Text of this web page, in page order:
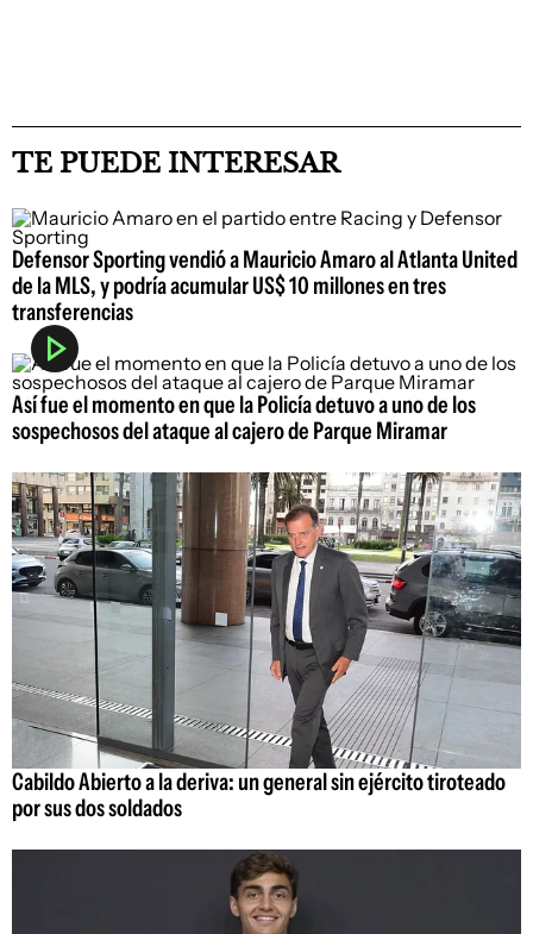
TE PUEDE INTERESAR
Defensor Sporting vendió a Mauricio Amaro al Atlanta United
de la MLS, y podría acumular US$ 10 millones en tres
transferencias
Así fue el momento en que la Policía detuvo a uno de los
sospechosos del ataque al cajero de Parque Miramar
Cabildo Abierto a la deriva: un general sin ejército tiroteado
por sus dos soldados